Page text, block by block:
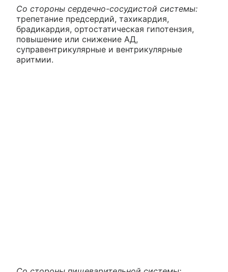
Со стороны сердечно-сосудистой системы:
трепетание предсердий, тахикардия,
брадикардия, ортостатическая гипотензия,
повышение или снижение АД,
суправентрикулярные и вентрикулярные
аритмии.